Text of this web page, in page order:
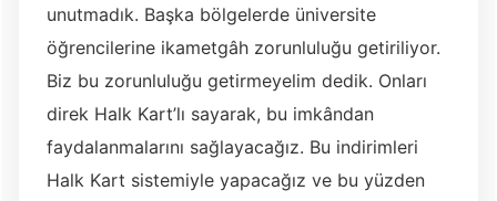
unutmadık. Başka bölgelerde üniversite
öğrencilerine ikametgâh zorunluluğu getiriliyor.
Biz bu zorunluluğu getirmeyelim dedik. Onları
direk Halk Kart’lı sayarak, bu imkândan
faydalanmalarını sağlayacağız. Bu indirimleri
Halk Kart sistemiyle yapacağız ve bu yüzden